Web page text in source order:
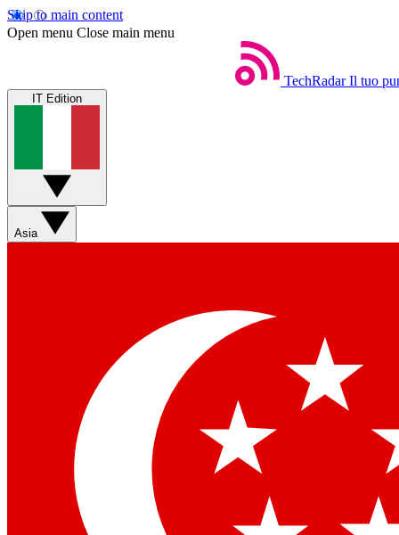
Skip to main content
Open menu Close main menu
TechRadar Il tuo
IT Edition
Asia